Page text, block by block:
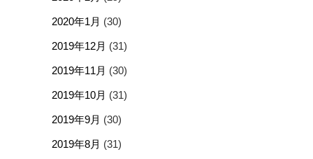
2020年1月 (30)
2019年12月 (31)
2019年11月 (30)
2019年10月 (31)
2019年9月 (30)
2019年8月 (31)